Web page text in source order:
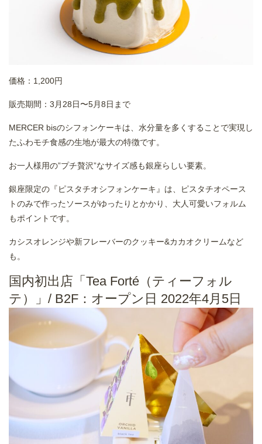
価格：1,200円
販売期間：3月28日〜5月8日まで
MERCER bisのシフォンケーキは、水分量を多くすることで実現し
たふわモチ食感の生地が最大の特徴です。
お一人様用の”プチ贅沢”なサイズ感も銀座らしい要素。
銀座限定の『ピスタチオシフォンケーキ』は、ピスタチオペース
トのみで作ったソースがゆったりとかかり、大人可愛いフォルム
もポイントです。
カシスオレンジや新フレーバーのクッキー&カカオクリームなど
も。
国内初出店「Tea Forté（ティーフォル
テ）」/ B2F：オープン日 2022年4月5日